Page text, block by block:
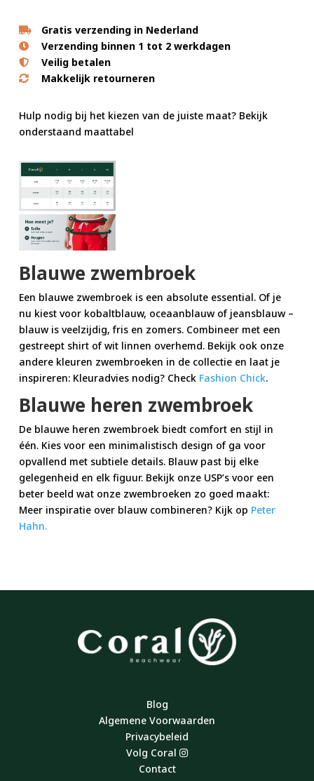
Gratis verzending in Nederland
Verzending binnen 1 tot 2 werkdagen
Veilig betalen
Makkelijk retourneren
Hulp nodig bij het kiezen van de juiste maat? Bekijk
onderstaand maattabel
Blauwe zwembroek
Een blauwe zwembroek is een absolute essential. Of je
nu kiest voor kobaltblauw, oceaanblauw of jeansblauw –
blauw is veelzijdig, fris en zomers. Combineer met een
gestreept shirt of wit linnen overhemd. Bekijk ook onze
andere kleuren zwembroeken in de collectie en laat je
inspireren: Kleuradvies nodig? Check Fashion Chick.
Blauwe heren zwembroek
De blauwe heren zwembroek biedt comfort en stijl in
één. Kies voor een minimalistisch design of ga voor
opvallend met subtiele details. Blauw past bij elke
gelegenheid en elk figuur. Bekijk onze USP’s voor een
beter beeld wat onze zwembroeken zo goed maakt:
Meer inspiratie over blauw combineren? Kijk op Peter
Hahn.
Blog
Algemene Voorwaarden
Privacybeleid
Volg Coral
Contact